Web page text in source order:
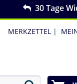
30 Tage
MERKZETTEL |